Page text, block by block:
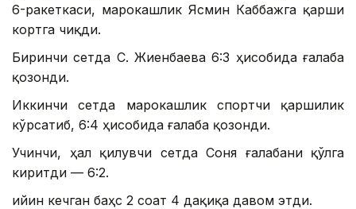
6-ракеткаси, марокашлик Ясмин Каббажга қарши
кортга чиқди.
Биринчи сетда С. Жиенбаева 6:3 ҳисобида ғалаба
қозонди.
Иккинчи сетда марокашлик спортчи қаршилик
кўрсатиб, 6:4 ҳисобида ғалаба қозонди.
Учинчи, ҳал қилувчи сетда Соня ғалабани қўлга
киритди — 6:2.
Қийин кечган баҳс 2 соат 4 дақиқа давом этди.